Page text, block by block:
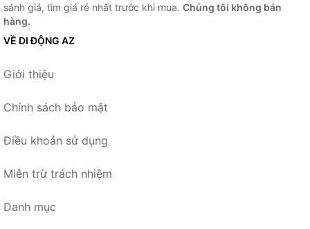
sánh giá, tìm giá rẻ nhất trước khi mua. Chúng tôi không bán
hàng.
VỀ DI ĐỘNG AZ
Giới thiệu
Chính sách bảo mật
Điều khoản sử dụng
Miễn trừ trách nhiệm
Danh mục